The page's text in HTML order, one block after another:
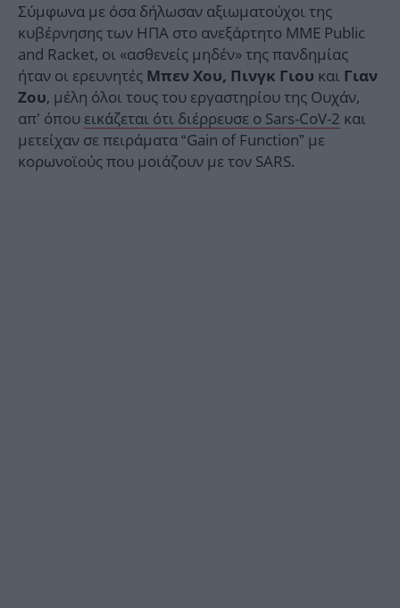
Σύμφωνα με όσα δήλωσαν αξιωματούχοι της
κυβέρνησης των ΗΠΑ στο ανεξάρτητο ΜΜΕ Public
and Racket, οι «ασθενείς μηδέν» της πανδημίας
ήταν οι ερευνητές Μπεν Χου, Πινγκ Γιου και Γιαν
Ζου, μέλη όλοι τους του εργαστηρίου της Ουχάν,
απ’ όπου εικάζεται ότι διέρρευσε ο Sars-CoV-2 και
μετείχαν σε πειράματα “Gain of Function” με
κορωνοϊούς που μοιάζουν με τον SARS.